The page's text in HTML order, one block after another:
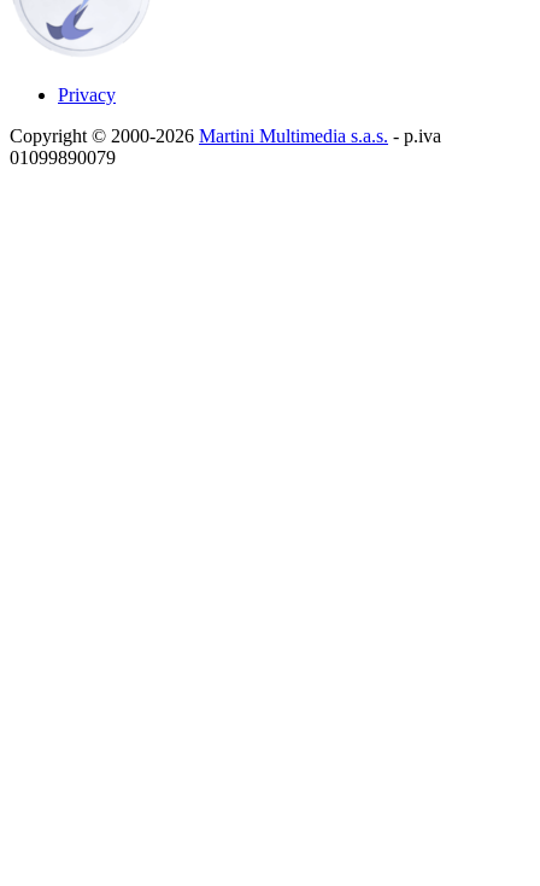
Privacy
Copyright © 2000-2026 Martini Multimedia s.a.s. - p.iva
01099890079